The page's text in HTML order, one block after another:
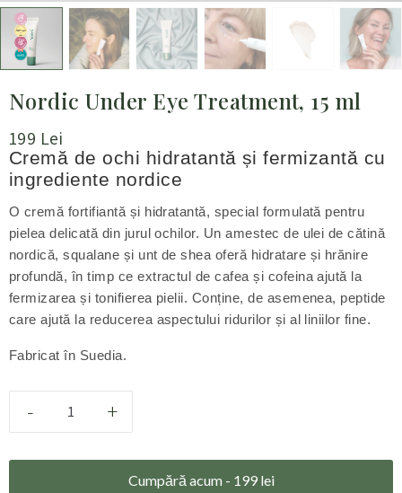
Nordic Under Eye Treatment, 15 ml
199 Lei
Cremă de ochi hidratantă și fermizantă cu
ingrediente nordice
O cremă fortifiantă și hidratantă, special formulată pentru
pielea delicată din jurul ochilor. Un amestec de ulei de cătină
nordică, squalane și unt de shea oferă hidratare și hrănire
profundă, în timp ce extractul de cafea și cofeina ajută la
fermizarea și tonifierea pielii. Conține, de asemenea, peptide
care ajută la reducerea aspectului ridurilor și al liniilor fine.
Fabricat în Suedia.
- +
Cumpără acum - 199 lei